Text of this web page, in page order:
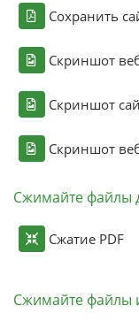
Сохранить
Скриншот
Скриншот
Скриншот
Сжимайте файлы
Сжатие PDF
Сжимайте файлы